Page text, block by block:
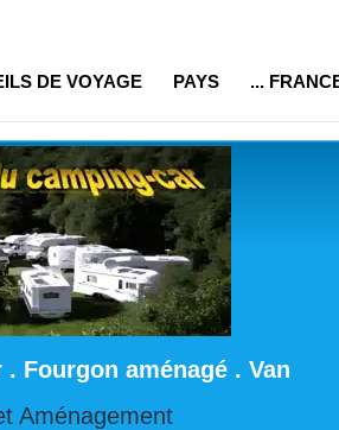
DE VOYAGE PAYS ...
Fourgon aménagé . Van
Aménagement